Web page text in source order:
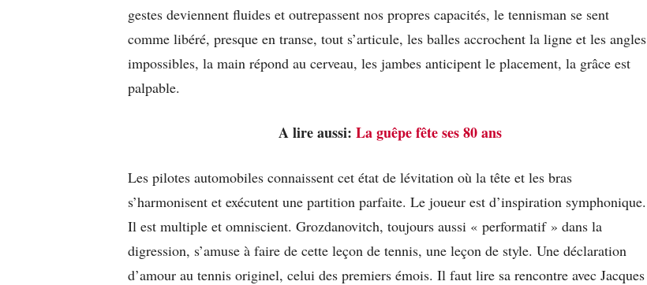
gestes deviennent fluides et outrepassent nos propres capacités, le tennisman se sent
comme libéré, presque en transe, tout s’articule, les balles accrochent la ligne et les angles
impossibles, la main répond au cerveau, les jambes anticipent le placement, la grâce est
palpable.
A lire aussi: La guêpe fête ses 80 ans
Les pilotes automobiles connaissent cet état de lévitation où la tête et les bras
s’harmonisent et exécutent une partition parfaite. Le joueur est d’inspiration symphonique.
Il est multiple et omniscient. Grozdanovitch, toujours aussi « performatif » dans la
digression, s’amuse à faire de cette leçon de tennis, une leçon de style. Une déclaration
d’amour au tennis originel, celui des premiers émois. Il faut lire sa rencontre avec Jacques